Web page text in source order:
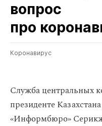
вопрос
про
Коронавирус
Служба центральных
президенте
«Информбюро»